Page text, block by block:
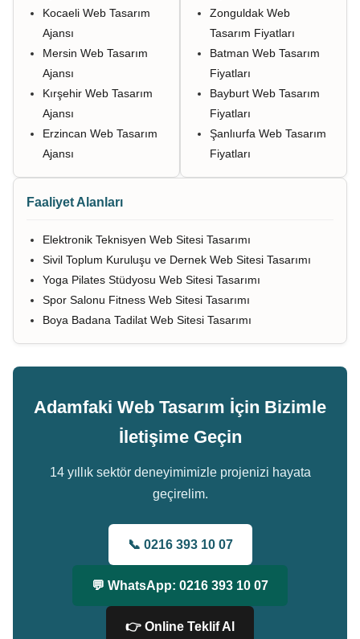
Kocaeli Web Tasarım
Ajansı
Mersin Web Tasarım
Ajansı
Kırşehir Web Tasarım
Ajansı
Erzincan Web Tasarım
Ajansı
Zonguldak Web
Tasarım Fiyatları
Batman Web Tasarım
Fiyatları
Bayburt Web Tasarım
Fiyatları
Şanlıurfa Web Tasarım
Fiyatları
Faaliyet Alanları
Elektronik Teknisyen Web Sitesi Tasarımı
Sivil Toplum Kuruluşu ve Dernek Web Sitesi Tasarımı
Yoga Pilates Stüdyosu Web Sitesi Tasarımı
Spor Salonu Fitness Web Sitesi Tasarımı
Boya Badana Tadilat Web Sitesi Tasarımı
Adamfaki Web Tasarım İçin Bizimle
İletişime Geçin
14 yıllık sektör deneyimimizle projenizi hayata
geçirelim.
📞 0216 393 10 07
💬 WhatsApp: 0216 393 10 07
👉 Online Teklif Al